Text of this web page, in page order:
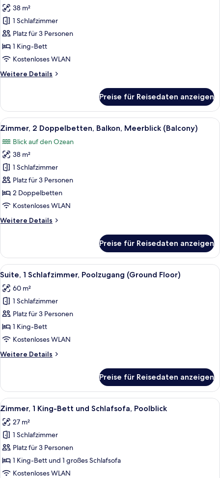
Zimmer,
1 King-
Bett,
Balkon,
Meerblick
anzeigen
38 m²
1 Schlafzimmer
Platz für 3 Personen
1 King-Bett
Kostenloses WLAN
Weitere Details
Weitere
1 King-
Bett,
Balkon,
(Balcony)
Preise für Reisedaten anzeigen
Alle
Fotos
für
Zimmer,
2 Doppelbetten,
Balkon,
Meerblick
(Balcony)
Ein modernes Hotelzimmer mit zwei
11
Zimmer, 2 Doppelbetten, Balkon, Meerblick (Balcony)
Blick auf den Ozean
38 m²
1 Schlafzimmer
Platz für 3 Personen
2 Doppelbetten
Kostenloses WLAN
Weitere Details
Weitere
2 Doppelbetten,
Balkon,
Meerblick
Preise für Reisedaten anzeigen
Alle
Fotos
für
Suite,
1
Schlafzimmer,
Poolzugang
Floor)
Ein modernes Hotelzimmer mit einer
13
Suite, 1 Schlafzimmer, Poolzugang (Ground Floor)
60 m²
1 Schlafzimmer
Platz für 3 Personen
1 King-Bett
Kostenloses WLAN
Weitere Details
Weitere
1
Schlafzimmer,
Poolzugang
Floor)
Preise für Reisedaten anzeigen
Alle
Fotos
für
Zimmer,
1 King-
Bett
und
Ein Hotelzimmer mit einem großen
8
Zimmer, 1 King-Bett und Schlafsofa, Poolblick
27 m²
1 Schlafzimmer
Platz für 3 Personen
1 King-Bett und 1 großes Schlafsofa
Kostenloses WLAN